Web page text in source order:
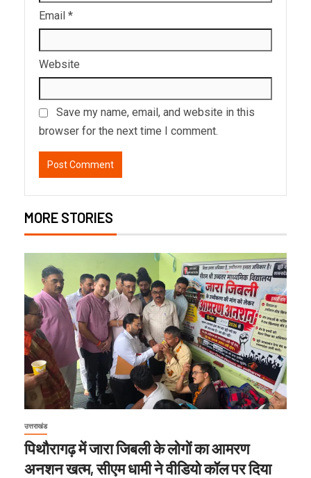
Email *
Website
Save my name, email, and website in this
browser for the next time I comment.
MORE STORIES
उत्तराखंड
पिथौरागढ़ में जारा जिबली के लोगों का आमरण
अनशन खत्म, सीएम धामी ने वीडियो कॉल पर दिया